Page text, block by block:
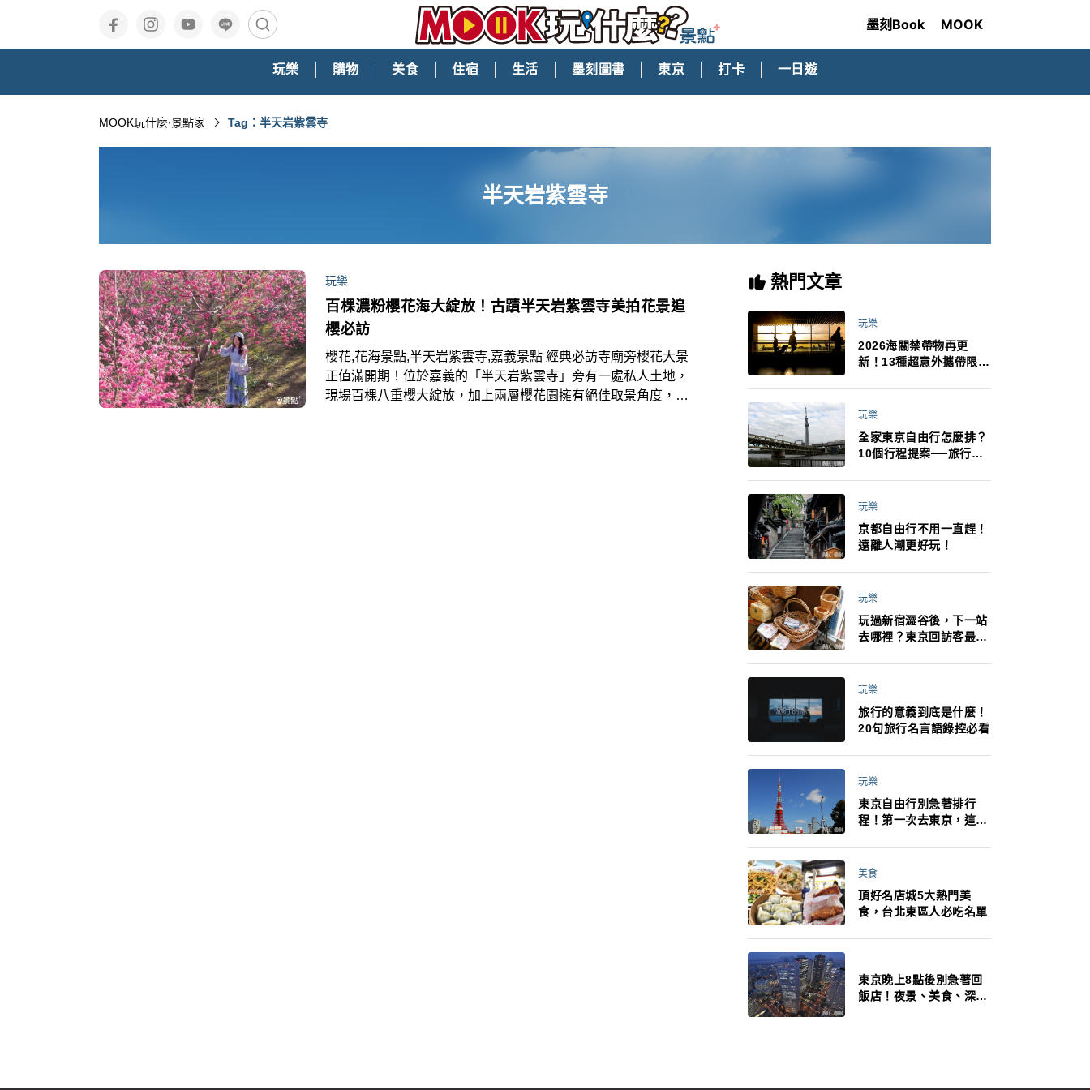
墨刻Book MOOK
玩樂 購物 美食 住宿 生活 墨刻圖書 東京 打卡 一日遊
MOOK玩什麼‧景點家 Tag：半天岩紫雲寺
半天岩紫雲寺
玩樂
百棵濃粉櫻花海大綻放！古蹟半天岩紫雲寺美拍花景追
櫻必訪
櫻花,花海景點,半天岩紫雲寺,嘉義景點 經典必訪寺廟旁櫻花大景
正值滿開期！位於嘉義的「半天岩紫雲寺」旁有一處私人土地，
現場百棵八重櫻大綻放，加上兩層櫻花園擁有絕佳取景角度，不
熱門文章
玩樂
2026海關禁帶物再更
新！13種超意外攜帶限
最高還罰百萬！注意事項
玩樂
全家東京自由行怎麼排？
10個行程提案──旅行不
法！
玩樂
京都自由行不用一直趕！
遠離人潮更好玩！
玩樂
玩過新宿澀谷後，下一站
去哪裡？東京回訪客最推
玩樂
旅行的意義到底是什麼！
20句旅行名言語錄控必看
玩樂
東京自由行別急著排行
程！第一次去東京，這10
美食
頂好名店城5大熱門美
食，台北東區人必吃名單
東京晚上8點後別急著回
飯店！夜景、美食、深夜